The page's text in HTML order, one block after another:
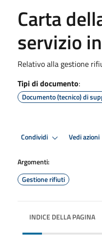
Carta
servizio
Relativo alla gestione
Tipi di documento:
Documento (tecnico) di
Condividi Vedi azioni
Argomenti:
Gestione rifiuti
INDICE DELLA PAGINA